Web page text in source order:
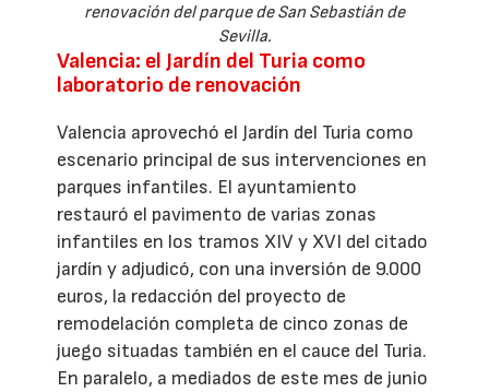
renovación del parque de San Sebastián de
Sevilla.
Valencia: el Jardín del Turia como
laboratorio de renovación
Valencia aprovechó el Jardín del Turia como
escenario principal de sus intervenciones en
parques infantiles. El ayuntamiento
restauró el pavimento de varias zonas
infantiles en los tramos XIV y XVI del citado
jardín y adjudicó, con una inversión de 9.000
euros, la redacción del proyecto de
remodelación completa de cinco zonas de
juego situadas también en el cauce del Turia.
En paralelo, a mediados de este mes de junio